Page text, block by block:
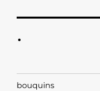
bouquins